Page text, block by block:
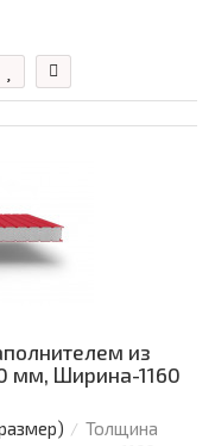
из
мм, Ширина-1160
Толщина